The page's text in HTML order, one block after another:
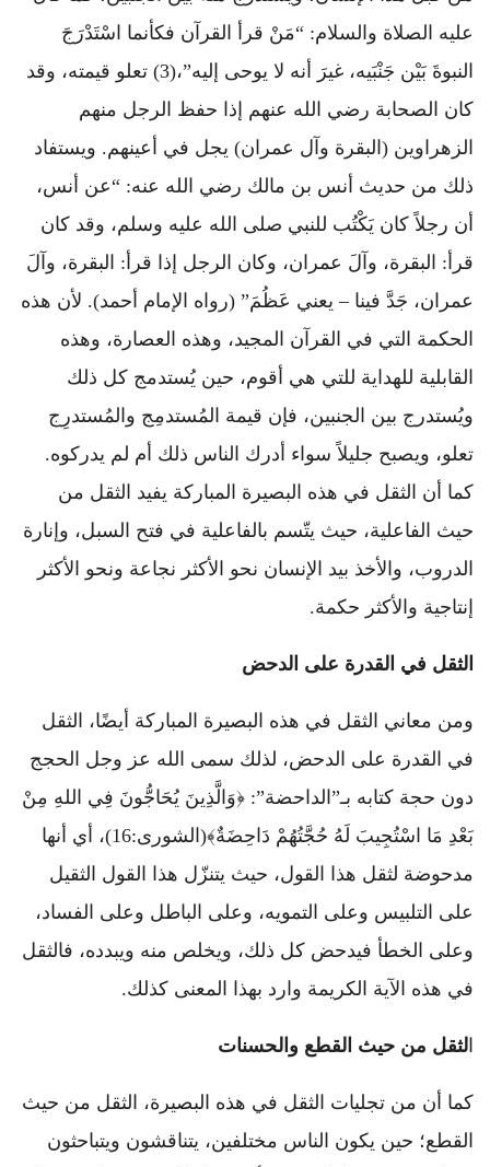
عليه الصلاة والسلام: “مَنْ قرأ القرآن فكأنما اسْتَدْرَجَ
النبوةَ بَيْن جَنْبَيه، غيرَ أنه لا يوحى إليه”،(3) تعلو قيمته، وقد
كان الصحابة رضي الله عنهم إذا حفظ الرجل منهم
الزهراوين (البقرة وآل عمران) يجل في أعينهم. ويستفاد
ذلك من حديث أنس بن مالك رضي الله عنه: “عن أنس،
أن رجلاً كان يَكْتُب للنبي صلى الله عليه وسلم، وقد كان
قرأ: البقرة، وآلَ عمران، وكان الرجل إذا قرأ: البقرة، وآلَ
عمران، جَدَّ فينا – يعني عَظُمَ” (رواه الإمام أحمد). لأن هذه
الحكمة التي في القرآن المجيد، وهذه العصارة، وهذه
القابلية للهداية للتي هي أقوم، حين يُستدمج كل ذلك
ويُستدرج بين الجنبين، فإن قيمة المُستدمِج والمُستدرِج
تعلو، ويصبح جليلاً سواء أدرك الناس ذلك أم لم يدركوه.
كما أن الثقل في هذه البصيرة المباركة يفيد الثقل من
حيث الفاعلية، حيث يتّسم بالفاعلية في فتح السبل، وإنارة
الدروب، والأخذ بيد الإنسان نحو الأكثر نجاعة ونحو الأكثر
إنتاجية والأكثر حكمة.
الثقل في القدرة على الدحض
ومن معاني الثقل في هذه البصيرة المباركة أيضًا، الثقل
في القدرة على الدحض، لذلك سمى الله عز وجل الحجج
دون حجة كتابه بـ”الداحضة”: ﴿وَالَّذِينَ يُحَاجُّونَ فِي اللهِ مِنْ
بَعْدِ مَا اسْتُجِيبَ لَهُ حُجَّتُهُمْ دَاحِضَةٌ﴾(الشورى:16)، أي أنها
مدحوضة لثقل هذا القول، حيث يتنزّل هذا القول الثقيل
على التلبيس وعلى التمويه، وعلى الباطل وعلى الفساد،
وعلى الخطأ فيدحض كل ذلك، ويخلص منه ويبدده، فالثقل
في هذه الآية الكريمة وارد بهذا المعنى كذلك.
لثقل من حيث القطع والحسنات
كما أن من تجليات الثقل في هذه البصيرة، الثقل من حيث
القطع؛ حين يكون الناس مختلفين، يتناقشون ويتباحثون